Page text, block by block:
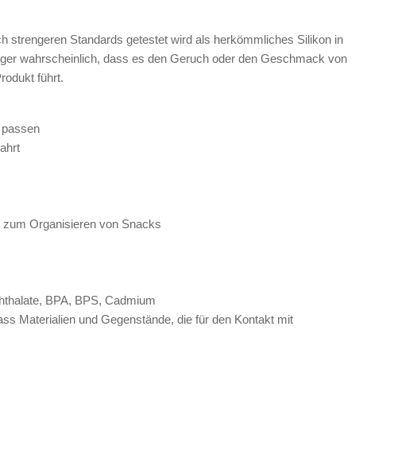
strengeren Standards getestet wird als herkömmliches Silikon in
wahrscheinlich, dass es den Geruch oder den Geschmack von
führt.
Organisieren von Snacks
BPA, BPS, Cadmium
Materialien und Gegenstände, die für den Kontakt mit